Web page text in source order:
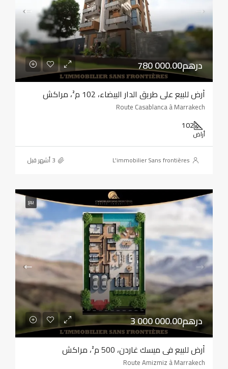
780 000.00درهم
أرض للبيع على طريق الدار البيضاء، 102 م²، مراكش
Route Casablanca à Marrakech
102
أراض
L'immobilier Sans frontières
بيع
3 000 000.00درهم
أرض للبيع في ميسك غاردن، 500 م²، مراكش
Route Amizmiz à Marrakech